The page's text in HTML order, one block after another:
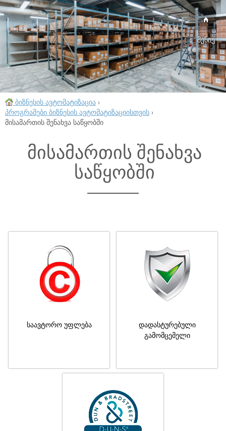
მენიუ
ბიზნესის ავტომატიზაცია ›
პროგრამები ბიზნესის ავტომატიზაციისთვის ›
მისამართის შენახვა საწყობში
მისამართის შენახვა
საწყობში
საავტორო უფლება
დადასტურებული
გამომცემელი